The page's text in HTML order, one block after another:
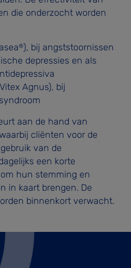
die onderzocht worden
®), bij angststoornissen
depressies en als
Agnus), bij
aan de hand van
cliënten voor de
van de
een korte
hun stemming en
in kaart brengen. De
binnenkort verwacht.